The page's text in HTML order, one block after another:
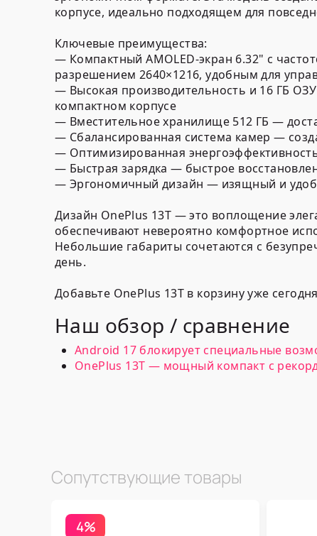
корпусе, идеально подходящем для
Ключевые преимущества:
— Компактный AMOLED-экран 6.32" с
разрешением 2640×1216, удобным для
— Высокая производительность и 16 ГБ
компактном корпусе
— Вместительное хранилище 512 ГБ —
— Сбалансированная система камер —
— Оптимизированная
— Быстрая зарядка — быстрое
— Эргономичный дизайн — изящный и
Дизайн OnePlus 13T — это воплощение
обеспечивают невероятно комфортное
Небольшие габариты сочетаются с
день.
Добавьте OnePlus 13T в корзину уже
Наш обзор / сравнение
Android 17 блокирует специальные
OnePlus 13T — мощный компакт с
Сопутствующие товары
4%